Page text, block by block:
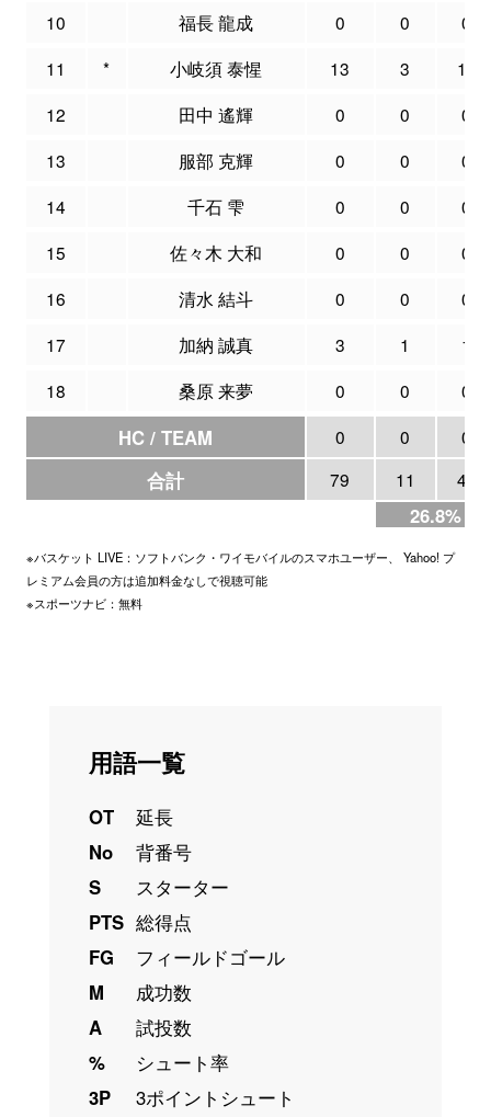
10 福長 龍成 0 0
0
11
* 小岐須 泰惺 13 3
11
12
田中 遙輝 0 0
0
13
服部 克輝 0 0
0
14
千石 雫 0 0
0
15
佐々木 大和 0 0
0
16
清水 結斗 0 0
0
17
加納 誠真 3 1
1
18
桑原 来夢 0 0 0
HC / TEAM 0 0 0
合計 79 11 41
26.8%
※バスケット LIVE：ソフトバンク・ワイモバイルのスマホユーザー、 Yahoo! プ
レミアム会員の方は追加料金なしで視聴可能
※スポーツナビ：無料
用語一覧
OT
延長
No
背番号
S
スターター
PTS 総得点
FG
フィールドゴール
M
成功数
A
試投数
%
シュート率
3P
3ポイントシュート